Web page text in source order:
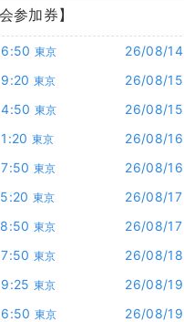
参加券】
東京 26/08/14
東京 26/08/15
東京 26/08/15
東京 26/08/16
東京 26/08/16
東京 26/08/17
東京 26/08/17
東京 26/08/18
東京 26/08/19
東京 26/08/19